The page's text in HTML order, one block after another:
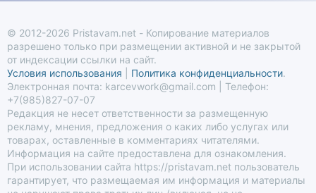
© 2012-2026 Pristavam.net - Копирование материалов
разрешено только при размещении активной и не закрытой
от индексации ссылки на сайт.
Условия использования
Политика конфиденциальности.
Электронная почта: karcevwork@gmail.com | Телефон:
+7(985)827-07-07
Редакция не несет ответственности за размещенную
рекламу, мнения, предложения о каких либо услугах или
товарах, оставленные в комментариях читателями.
Информация на сайте предоставлена для ознакомления.
При использовании сайта https://pristavam.net пользователь
гарантирует, что размещаемая им информация и материалы